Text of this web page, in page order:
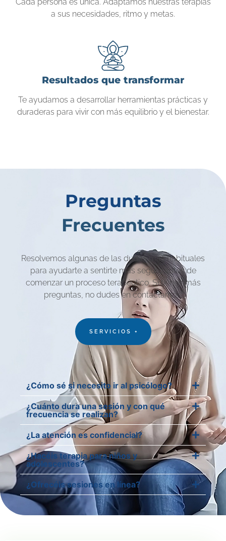
a sus necesidades, ritmo y metas.
Resultados que transformar
Te ayudamos a desarrollar herramientas prácticas y
duraderas para vivir con más equilibrio y el bienestar.
Preguntas
Frecuentes
Resolvemos algunas de las dudas más habituales
para ayudarte a sentirte más seguro antes de
comenzar un proceso terapéutico. Si tienes más
preguntas, no dudes en contactarnos.
SERVICIOS +
¿Cómo sé si necesito ir al psicólogo?
¿Cuánto dura una sesión y con qué
frecuencia se realizan?
¿La atención es confidencial?
¿Hacéis terapia para niños y
adolescentes?
¿Ofrecéis sesiones en línea?